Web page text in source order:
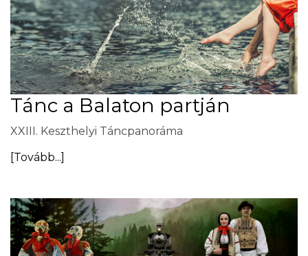
Tánc a Balaton partján
XXIII. Keszthelyi Táncpanoráma
[Tovább...]